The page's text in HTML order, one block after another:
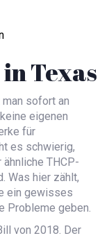
Texas
sofort an
eigenen
für
es schwierig,
ähnliche THCP-
Was hier zählt,
ein gewisses
Probleme geben.
von 2018. Der